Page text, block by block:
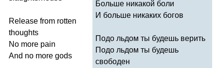
Release from rotten
thoughts
No more pain
And no more gods
Больше никакой боли
И больше никаких богов
Подо льдом ты будешь верить
Подо льдом ты будешь
свободен